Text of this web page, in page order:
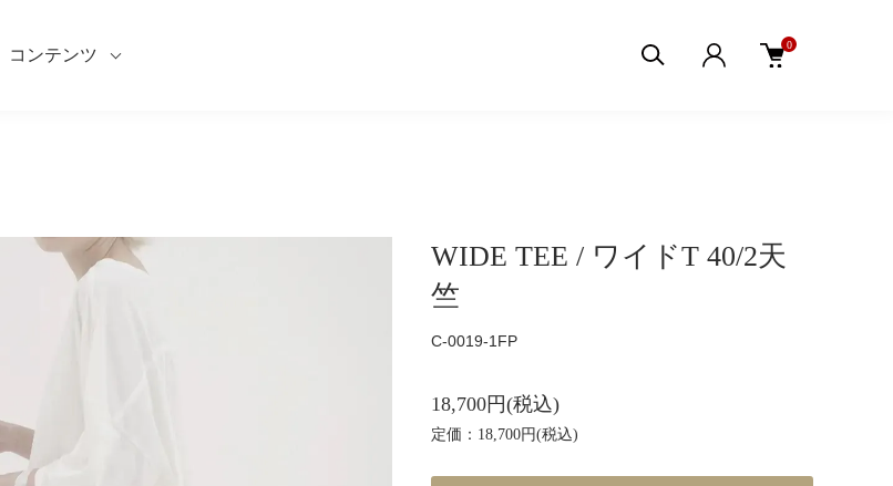
コンテンツ
0
WIDE TEE / ワイドT 40/2天
竺
C-0019-1FP
18,700円(税込)
定価：18,700円(税込)